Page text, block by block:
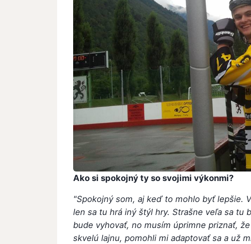
Ako si spokojný ty so svojimi výkonmi?
"Spokojný som, aj keď to mohlo byť lepšie.
len sa tu hrá iný štýl hry. Strašne veľa sa tu
bude vyhovať, no musím úprimne priznať,
skvelú lajnu, pomohli mi adaptovať sa a už